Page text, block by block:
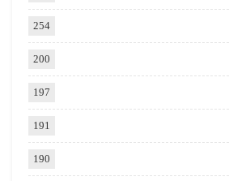
254
200
197
191
190